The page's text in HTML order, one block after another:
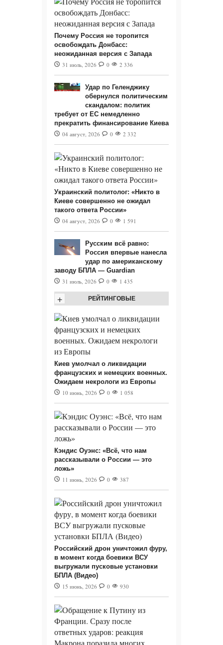
Почему Россия не торопится
освобождать Донбасс:
неожиданная версия с Запада
31 июль, 2026
0 2 336
Удар по Геленджику
обернулся политическим
скандалом: политик
требует от ЕС немедленно
прекратить финансирование Киева
04 август, 2026
0 2 332
Украинский политолог: «Никто в
Киеве совершенно не ожидал
такого ответа России»
04 август, 2026
0 1 591
Русским всё равно:
Россия впервые нанесла
удар по американскому
заводу БПЛА — Guardian
31 июль, 2026
0 1 435
РЕЙТИНГОВЫЕ
+
Киев умолчал о ликвидации
французских и немецких военных.
Ожидаем некрологи из Европы
10 июнь, 2026
0 1 058
Кэндис Оуэнс: «Всё, что нам
рассказывали о России — это
ложь»
11 июнь, 2026
0 387
Российский дрон уничтожил фуру,
в момент когда боевики ВСУ
выгружали пусковые установки
БПЛА (Видео)
15 июнь, 2026
0 930